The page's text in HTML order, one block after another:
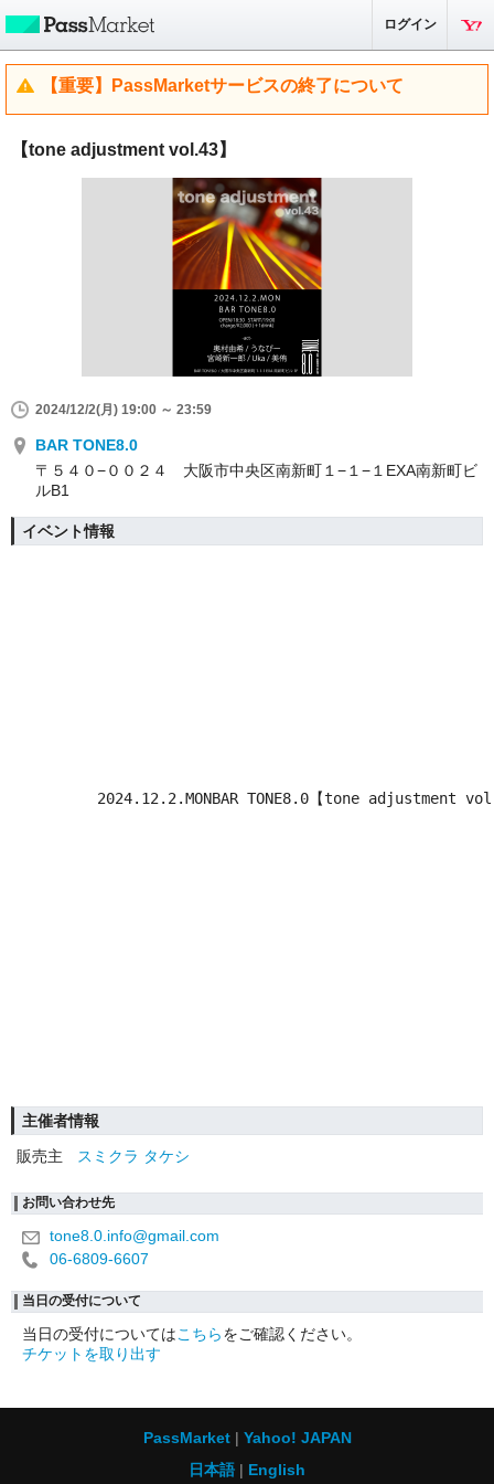
ログイン
【重要】PassMarketサービスの終了について
【tone adjustment vol.43】
2024/12/2(月) 19:00 ～ 23:59
BAR TONE8.0
〒５４０−００２４ 大阪市中央区南新町１−１−１EXA南新町ビ
ルB1
イベント情報
2024.12.2.MONBAR TONE8.0【tone adjustment
主催者情報
販売主
スミクラ タケシ
お問い合わせ先
tone8.0.info@gmail.com
06-6809-6607
当日の受付について
当日の受付についてはこちらをご確認ください。
チケットを取り出す
PassMarket
Yahoo! JAPAN
日本語
English